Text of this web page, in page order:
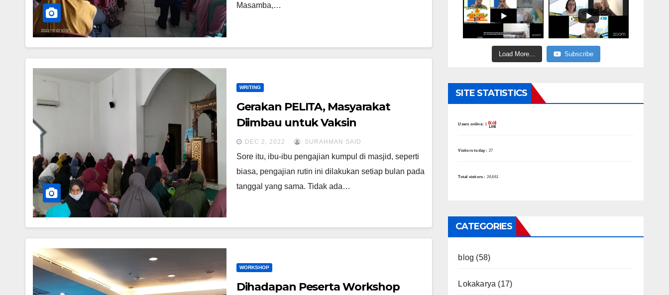
Masamba,…
WRITING
Gerakan PELITA, Masyarakat
Diimbau untuk Vaksin
DEC 2, 2022 SURAHMAN SAID
Sore itu, ibu-ibu pengajian kumpul di masjid, seperti
biasa, pengajian rutin ini dilakukan setiap bulan pada
tanggal yang sama. Tidak ada…
WORKSHOP
Dihadapan Peserta Workshop
Load More... Subscribe
SITE STATISTICS
Users online:1
Visitors today : 27
Total visitors : 24,661
CATEGORIES
blog (58)
Lokakarya (17)